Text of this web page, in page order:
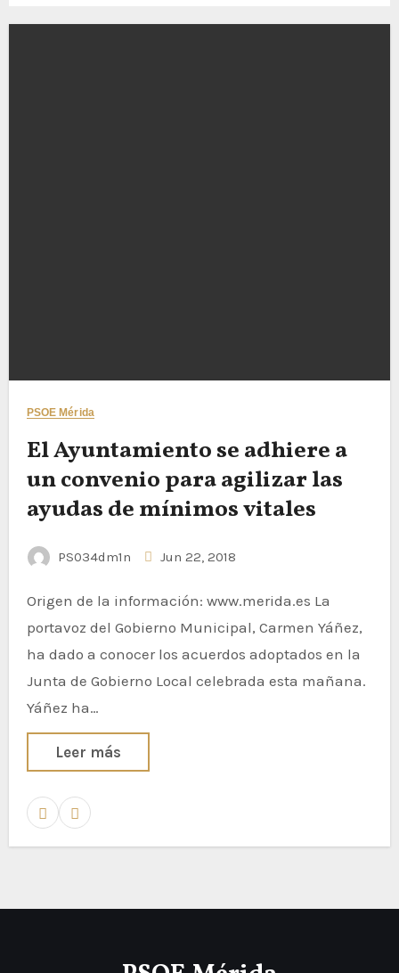
PSOE Mérida
El Ayuntamiento se adhiere a
un convenio para agilizar las
ayudas de mínimos vitales
PS034dm1n Jun 22, 2018
Origen de la información: www.merida.es La
portavoz del Gobierno Municipal, Carmen Yáñez,
ha dado a conocer los acuerdos adoptados en la
Junta de Gobierno Local celebrada esta mañana.
Yáñez ha…
Leer más